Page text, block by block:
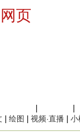
页
绘图 视频·直播 小